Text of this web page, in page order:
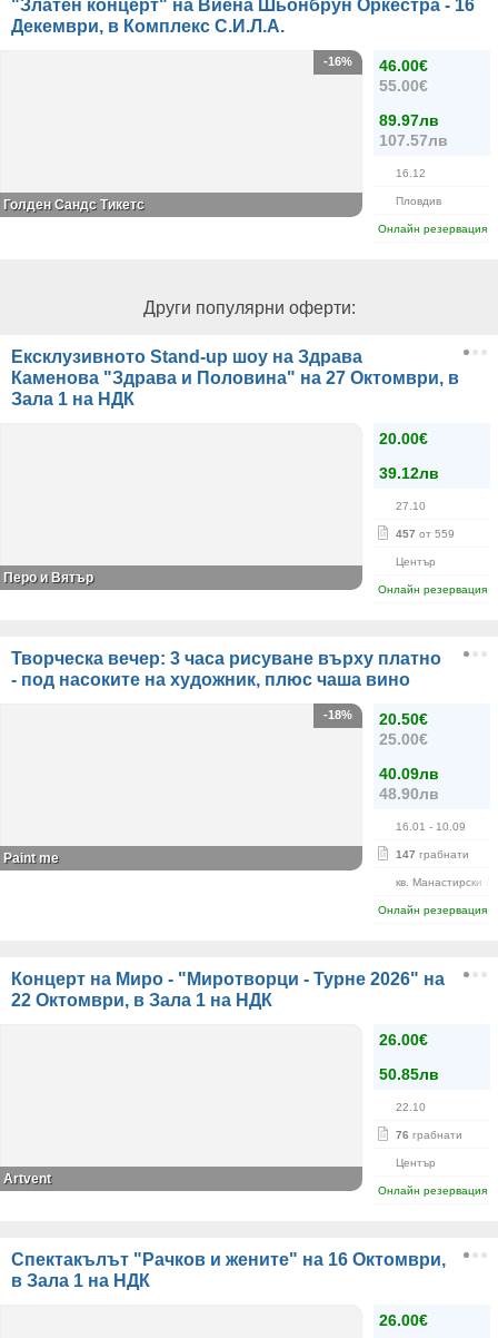
"Златен концерт" на Виена Шьонбрун Оркестра - 16
Декември, в Комплекс С.И.Л.А.
46.00€
55.00€
89.97лв
107.57лв
16.12
Пловдив
Онлайн резервация
-16%
Голден Сандс Тикетс
Други популярни оферти:
Ексклузивното Stand-up шоу на Здрава
Каменова "Здрава и Половина" на 27 Октомври, в
Зала 1 на НДК
20.00€
39.12лв
27.10
457 от 559
Център
Онлайн резервация
Перо и Вятър
Творческа вечер: 3 часа рисуване върху платно
- под насоките на художник, плюс чаша вино
20.50€
25.00€
40.09лв
48.90лв
16.01 - 10.09
147 грабнати
кв. Манастирски
Онлайн резервация
-18%
Paint me
Концерт на Миро - "Миротворци - Турне 2026" на
22 Октомври, в Зала 1 на НДК
26.00€
50.85лв
22.10
76 грабнати
Център
Онлайн резервация
Artvent
Спектакълът "Рачков и жените" на 16 Октомври,
в Зала 1 на НДК
26.00€